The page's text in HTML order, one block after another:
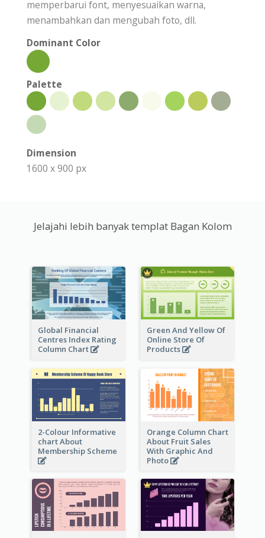
memperbarui font, menyesuaikan warna,
menambahkan dan mengubah foto, dll.
Dominant Color
Palette
Dimension
1600 x 900 px
Jelajahi lebih banyak templat Bagan Kolom
Global Financial
Centres Index Rating
Column Chart
Green And Yellow Of
Online Store Of
Products
2-Colour Informative
chart About
Membership Scheme
Orange Column Chart
About Fruit Sales
With Graphic And
Photo